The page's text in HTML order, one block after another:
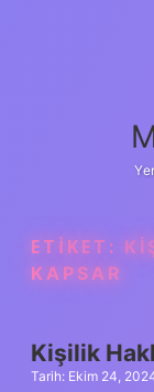
ETIKET:
KAPSAR
Kişilik
Tarih: Ekim 24,